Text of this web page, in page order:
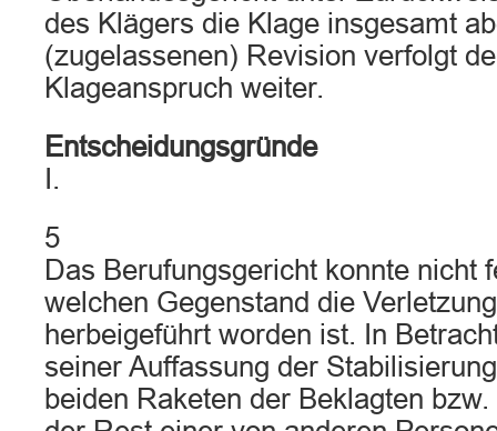
des Klägers die Klage insgesamt
(zugelassenen) Revision verfolgt
Klageanspruch weiter.
Entscheidungsgründe
I.
5
Das Berufungsgericht konnte nicht
welchen Gegenstand die
herbeigeführt worden ist. In
seiner Auffassung der
beiden Raketen der Beklagten